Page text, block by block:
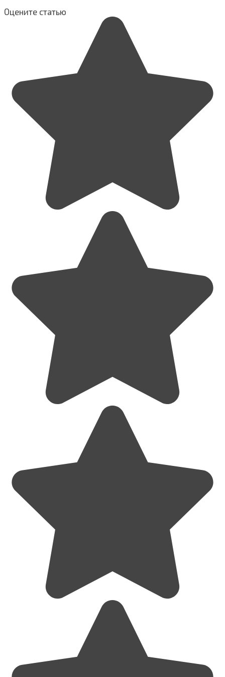
Оцените статью